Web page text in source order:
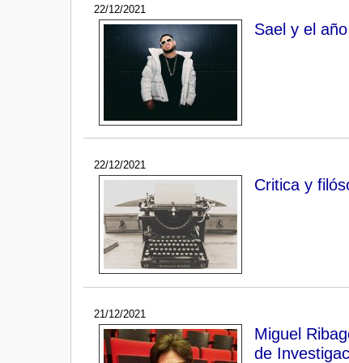
22/12/2021
Sael y el
22/12/2021
Critica y
21/12/2021
Miguel
de